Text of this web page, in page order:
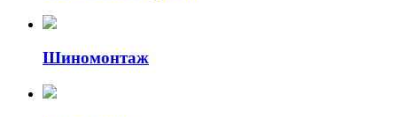
Шиномонтаж